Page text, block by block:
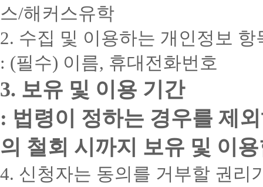
스/해커스유학
2. 수집 및 이용하는 개인정보 항
: (필수) 이름, 휴대전화번호
3. 보유 및 이용 기간
: 법령이 정하는 경우를 제
의 철회 시까지 보유 및 이
4. 신청자는 동의를 거부할 권리